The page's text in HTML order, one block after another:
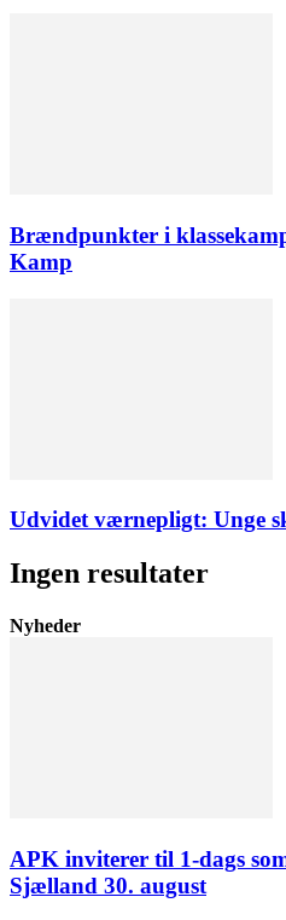
Brændpunkter i
Kamp
Udvidet værnepligt: Unge
Ingen resultater
Nyheder
APK inviterer til 1-dags
Sjælland 30. august